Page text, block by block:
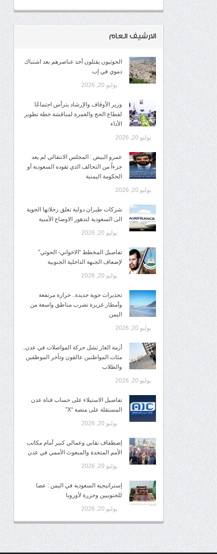
الارشيف العام
الحوثيون يقتلون أحد عناصرهم بعد اشتباك
دموي في إب
يوليو 20, 2026
وزير الأوقاف والإرشاد يترأس اجتماعًا
لقطاع الحج والعمرة لمناقشة خطة تطوير
الأداء
يوليو 20, 2026
عمرو البيض : المجلس الانتقالي لم يعد
جزءاً من التحالف الذي تقوده السعودية أو
الحكومة اليمنية
يوليو 20, 2026
شركات طيران دولية تعلق رحلاتها الجوية
الى السعودية لتدهور الاوضاع الأمنية
يوليو 20, 2026
تفاصيل المخطط “الاخواني- الحوثي”
لإضعاف الجبهة الداخلية الجنوبية
يوليو 20, 2026
تحذيرات جوية جديدة.. حرارة مرتفعة
وأمطار غزيرة تضرب مناطق واسعة من
اليمن
يوليو 20, 2026
أزمة الغاز تشل حركة المواصلات في عدن..
مئات المواطنين عالقون وتأخر الموظفين
والطلاب
يوليو 20, 2026
تفاصيل الاستيلاء على حساب قناة عدن
المستقلة على منصة “X”
يوليو 20, 2026
إصطفاف نقابي وعمالي كبير أمام مكاتب
الأمم المتحدة والمبعوث الأممي في عدن
يوليو 20, 2026
إستراتيجية السعودية في اليمن : عصا
للجنوبيين وجزرة لأوروبا
يوليو 20, 2026